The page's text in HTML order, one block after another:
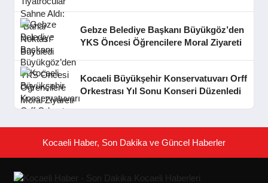
Gebze Belediye Başkanı Büyükgöz’den
YKS Öncesi Öğrencilere Moral Ziyareti
Kocaeli Büyükşehir Konservatuvarı Orff
Orkestrası Yıl Sonu Konseri Düzenledi
Kocaeli Haber, Son Dakika ve Güncel Haberler